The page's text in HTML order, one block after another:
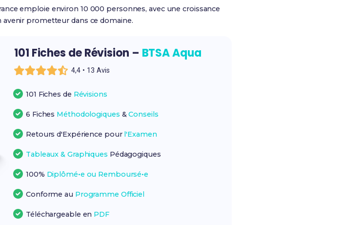
emploie environ 10 000 personnes, avec une croissance
avenir prometteur dans ce domaine.
101 Fiches de Révision – BTSA Aqua
4,4 • 13 Avis
101 Fiches de Révisions
6 Fiches Méthodologiques &Conseils
Retours d'Expérience pour l'Examen
Tableaux & Graphiques Pédagogiques
100% Diplômé•e ou Remboursé•e
Conforme au Programme Officiel
Téléchargeable en PDF